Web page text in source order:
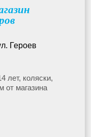
Героев
лет, коляски,
от магазина